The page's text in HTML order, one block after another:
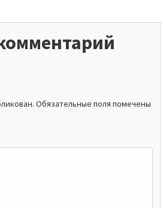
Обязательные поля помечены